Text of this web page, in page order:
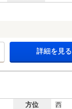
詳細を見る
方位 西